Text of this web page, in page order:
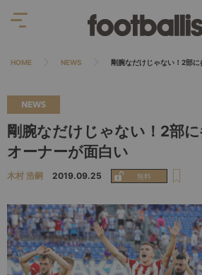
HOME NEWS 剛腕なだけじゃない！2部
NEWS
剛腕なだけじゃない！2部
オーナーが面白い
木村 浩嗣 2019.09.25